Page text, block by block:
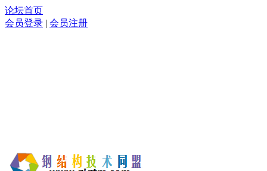
论坛首页
会员登录 | 会员注册